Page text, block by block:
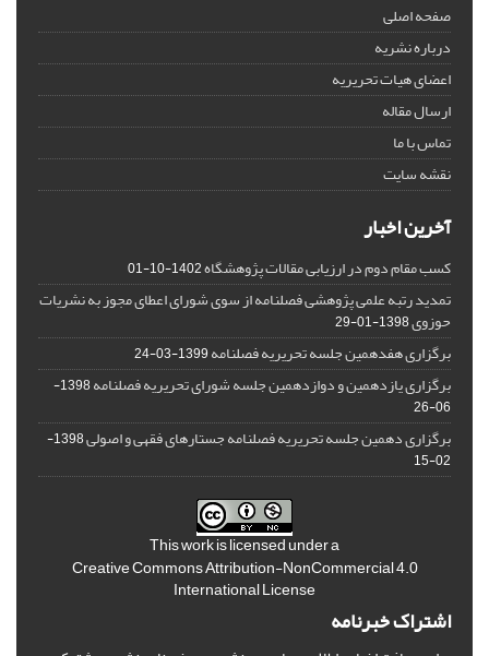
صفحه اصلی
درباره نشریه
اعضای هیات تحریریه
ارسال مقاله
تماس با ما
نقشه سایت
آخرین اخبار
کسب مقام دوم در ارزیابی مقالات پژوهشگاه1402-10-01
تمدید رتبه علمی پژوهشی فصلنامه از سوی شورای اعطای مجوز به نشریات
حوزوی1398-01-29
برگزاری هفدهمین جلسه تحریریه فصلنامه1399-03-24
برگزاری یازدهمین و دوازدهمین جلسه شورای تحریریه فصلنامه
1398-
06-26
برگزاری دهمین جلسه تحریریه فصلنامه جستارهای فقهی و اصولی
1398-
02-15
This work is licensed under a
Creative Commons Attribution-NonCommercial 4.0
International License
اشتراک خبرنامه